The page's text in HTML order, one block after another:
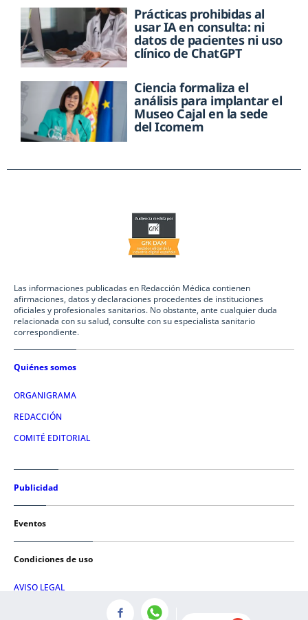
Prácticas prohibidas al
usar IA en consulta: ni
datos de pacientes ni uso
clínico de ChatGPT
Ciencia formaliza el
análisis para implantar el
Museo Cajal en la sede
del Icomem
Las informaciones publicadas en Redacción Médica contienen
afirmaciones, datos y declaraciones procedentes de instituciones
oficiales y profesionales sanitarios. No obstante, ante cualquier duda
relacionada con su salud, consulte con su especialista sanitario
correspondiente.
Quiénes somos
ORGANIGRAMA
REDACCIÓN
COMITÉ EDITORIAL
Publicidad
Eventos
Condiciones de uso
AVISO LEGAL